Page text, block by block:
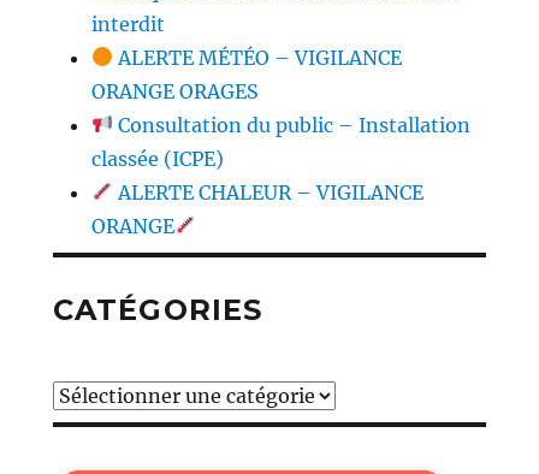
interdit
ALERTE MÉTÉO – VIGILANCE
ORANGE ORAGES
Consultation du public – Installation
classée (ICPE)
ALERTE CHALEUR – VIGILANCE
ORANGE
CATÉGORIES
Catégories